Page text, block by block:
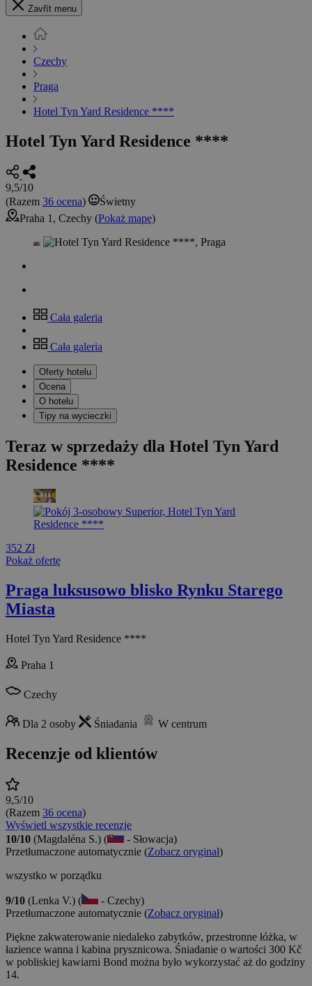
Zavřít menu
Czechy
Praga
Hotel Tyn Yard Residence ****
Hotel Tyn Yard Residence ****
9,5/10
(Razem 36 ocena)
Świetny
Praha 1, Czechy (Pokaż mapę)
Cała galeria
Cała galeria
Oferty hotelu
Ocena
O hotelu
Tipy na wycieczki
Teraz w sprzedaży dla Hotel Tyn Yard
Residence ****
352 Zł
Pokaż ofertę
Praga luksusowo blisko Rynku Starego
Miasta
Hotel Tyn Yard Residence ****
Praha 1
Czechy
Dla 2 osoby Śniadania W centrum
Recenzje od klientów
9,5/10
(Razem 36 ocena)
Wyświetl wszystkie recenzje
10/10 (Magdaléna S.) (
- Słowacja)
Przetłumaczone automatycznie (Zobacz oryginał)
wszystko w porządku
9/10 (Lenka V.) (
- Czechy)
Przetłumaczone automatycznie (Zobacz oryginał)
Piękne zakwaterowanie niedaleko zabytków, przestronne łóżka, w
łazience wanna i kabina prysznicowa. Śniadanie o wartości 300 Kč
w pobliskiej kawiarni Bond można było wykorzystać aż do godziny
14.